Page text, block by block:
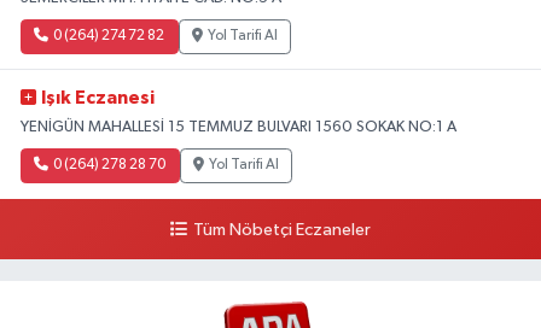
0 (264) 274 72 82 Yol Tarifi Al
Işık Eczanesi
YENİGÜN MAHALLESİ 15 TEMMUZ BULVARI 1560 SOKAK NO:1 A
0 (264) 278 28 70 Yol Tarifi Al
Tüm Nöbetçi Eczaneler